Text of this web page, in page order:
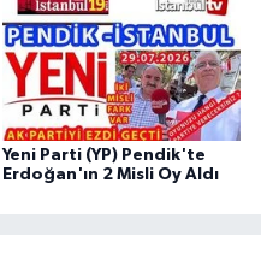
Yeni Parti (YP) Pendik'te
Erdoğan'ın 2 Misli Oy Aldı